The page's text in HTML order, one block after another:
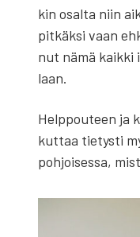
kin osal­ta niin
pit­käk­si vaan
nut nämä
laan.
Help­pou­teen ja
kut­taa tie­tys­ti
poh­joi­ses­sa,